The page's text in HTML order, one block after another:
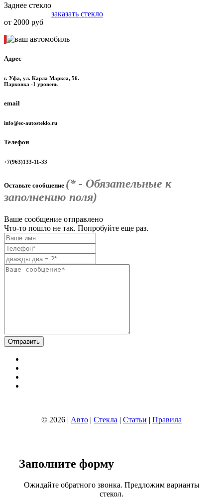
Заднее стекло
от 2000 руб
заказать стекло
Адрес
г. Уфа, ул. Карла Маркса, 56.
Парковка -1 уровень
email
info@ec-autosteklo.ru
Телефон
+7(963)133-11-33
Оставьте сообщение (* - Обязательные к
заполнению поля)
Ваше сообщение отправлено
Что-то пошло не так. Попробуйте еще раз.
© 2026 | Авто | Стекла | Статьи | Правила
Заполните форму
Ожидайте обратного звонка. Предложим варианты
стекол.